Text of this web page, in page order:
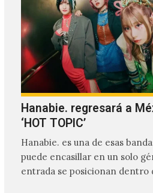
Hanabie. regresará a
‘HOT TOPIC’
Hanabie. es una de esas
puede encasillar en un solo
entrada se posicionan dentro